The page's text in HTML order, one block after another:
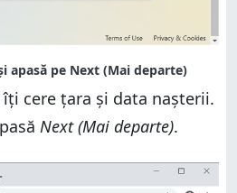
cere țara și data nașterii.
Next (Mai departe).